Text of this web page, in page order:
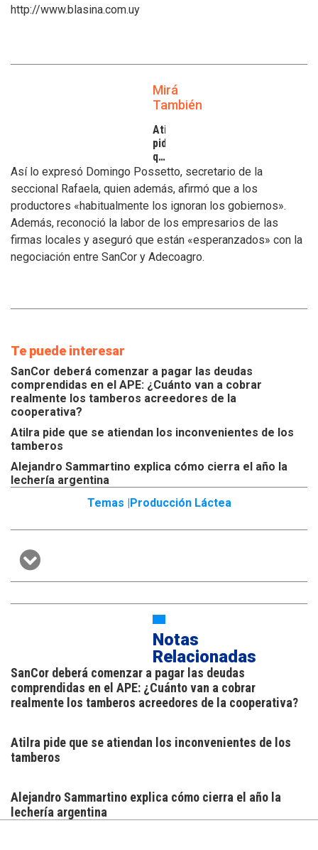
http://www.blasina.com.uy
Mirá
También
Atilra
pide
que
se
atiendan
inconvenientes
de
los
tamberos
Así lo expresó Domingo Possetto, secretario de la
seccional Rafaela, quien además, afirmó que a los
productores «habitualmente los ignoran los gobiernos».
Además, reconoció la labor de los empresarios de las
firmas locales y aseguró que están «esperanzados» con la
negociación entre SanCor y Adecoagro.
Te puede interesar
SanCor deberá comenzar a pagar las deudas
comprendidas en el APE: ¿Cuánto van a cobrar
realmente los tamberos acreedores de la
cooperativa?
Atilra pide que se atiendan los inconvenientes de los
tamberos
Alejandro Sammartino explica cómo cierra el año la
lechería argentina
Temas |
Producción Láctea
Notas
Relacionadas
SanCor deberá comenzar a pagar las deudas
comprendidas en el APE: ¿Cuánto van a cobrar
realmente los tamberos acreedores de la cooperativa?
Atilra pide que se atiendan los inconvenientes de los
tamberos
Alejandro Sammartino explica cómo cierra el año la
lechería argentina